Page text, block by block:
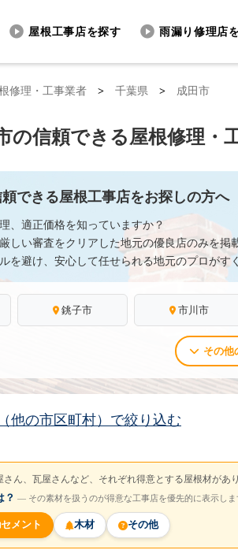
屋根工事店を探す 雨漏り修理店
修理・工事業者 > 千葉県 > 成田市
の信頼できる屋根修理・
できる屋根工事店をお探しの方へ
、適正価格を知っていますか？
しい審査をクリアした地元の優良店のみを掲
を避け、安心して任せられる地元のプロがす
銚子市 市川市
その他
他の市区町村）で絞り込む
ん、瓦屋さんなど、それぞれ得意とする屋根材があり
？ ― その素材を扱うのが得意な工事店を優先的に表示しま
セメント 木材 その他